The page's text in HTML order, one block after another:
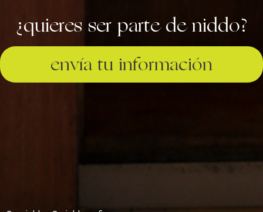
¿quieres ser parte de niddo?
envía tu información